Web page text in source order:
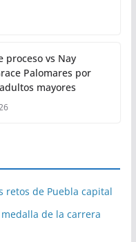
proceso vs Nay
Palomares por
mayores
retos de Puebla capital
de la carrera